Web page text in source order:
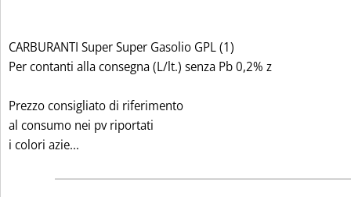
CARBURANTI Super Super Gasolio GPL (1)
Per contanti alla consegna (L/lt.) senza Pb 0,2% z
Prezzo consigliato di riferimento
al consumo nei pv riportati
i colori azie...